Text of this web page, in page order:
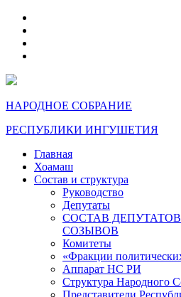
НАРОДНОЕ СОБРАНИЕ
РЕСПУБЛИКИ ИНГУШЕТИЯ
Главная
Хоамаш
Состав и структура
Руководство
Депутаты
СОСТАВ
СОЗЫВОВ
Комитеты
«Фракции
Аппарат НС РИ
Структура Народного
Представители